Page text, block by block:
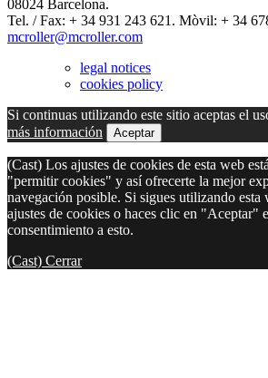
08024 Barcelona.
Tel. / Fax: + 34 931 243 621. Mòvil: + 34
mcroller@mcroller.com
legal notices
cookies policy
Si continuas utilizando este sitio aceptas el
más información
Aceptar
(Cast) Los ajustes de cookies de esta web
"permitir cookies" y así ofrecerte la mejor
navegación posible. Si sigues utilizando esta
ajustes de cookies o haces clic en "Aceptar"
consentimiento a esto.
(Cast) Cerrar